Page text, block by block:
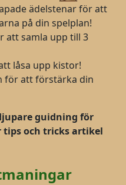
ädelstenar för att
på din spelplan!
att samla upp till 3
låsa upp kistor!
för att förstärka din
guidning för
tips och tricks artikel